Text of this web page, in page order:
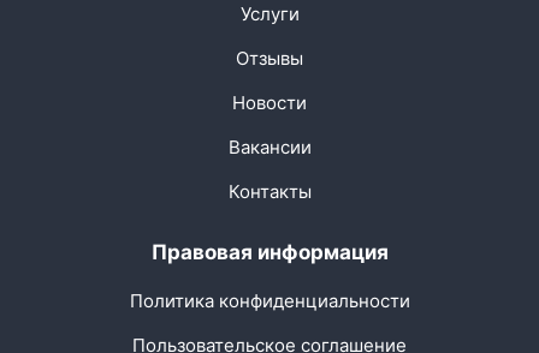
Услуги
Отзывы
Новости
Вакансии
Контакты
Правовая информация
Политика конфиденциальности
Пользовательское соглашение